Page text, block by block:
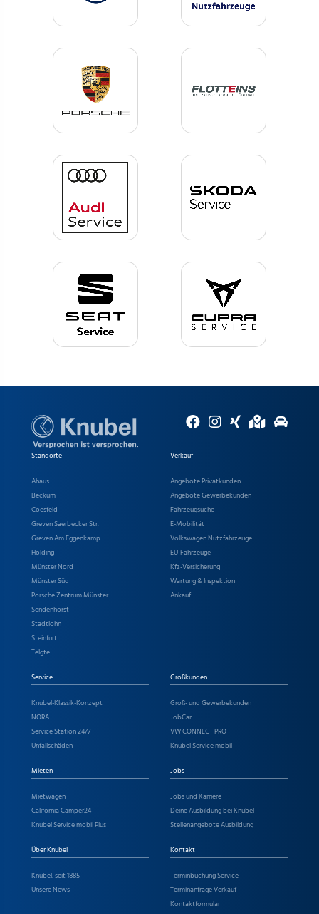
Standorte
Ahaus
Beckum
Coesfeld
Greven Saerbecker Str.
Greven Am Eggenkamp
Holding
Münster Nord
Münster Süd
Porsche Zentrum Münster
Sendenhorst
Stadtlohn
Steinfurt
Telgte
Verkauf
Angebote Privatkunden
Angebote Gewerbekunden
Fahrzeugsuche
E-Mobilität
Volkswagen Nutzfahrzeuge
EU-Fahrzeuge
Kfz-Versicherung
Wartung & Inspektion
Ankauf
Service
Knubel-Klassik-Konzept
NORA
Service Station 24/7
Unfallschäden
Großkunden
Groß- und Gewerbekunden
JobCar
VW CONNECT PRO
Knubel Service mobil
Mieten
Mietwagen
California Camper24
Knubel Service mobil Plus
Jobs
Jobs und Karriere
Deine Ausbildung bei Knubel
Stellenangebote Ausbildung
Über Knubel
Knubel, seit 1885
Unsere News
Kontakt
Terminbuchung Service
Terminanfrage Verkauf
Kontaktformular